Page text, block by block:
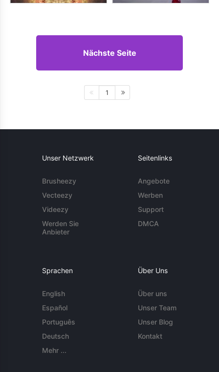
Nächste Seite
1
Unser Netzwerk
Brusheezy
Vecteezy
Videezy
Werden Sie
Anbieter
Seitenlinks
Angebote
Werben
Support
DMCA
Sprachen
English
Español
Português
Deutsch
Mehr ...
Über Uns
Über uns
Unser Team
Unser Blog
Kontakt